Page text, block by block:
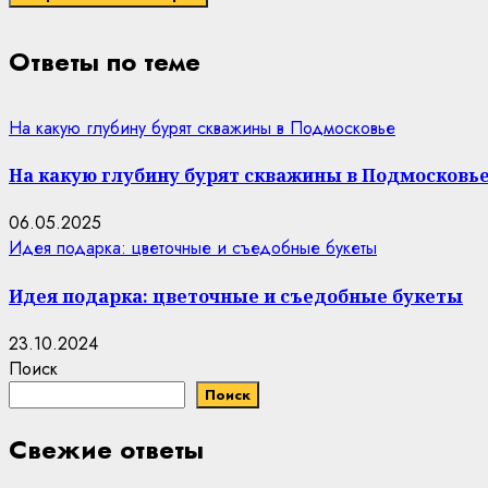
Ответы по теме
На какую глубину бурят скважины в Подмосковье
На какую глубину бурят скважины в
06.05.2025
Идея подарка: цветочные и съедобные букеты
Идея подарка: цветочные и съедобные букеты
23.10.2024
Поиск
Поиск
Свежие ответы